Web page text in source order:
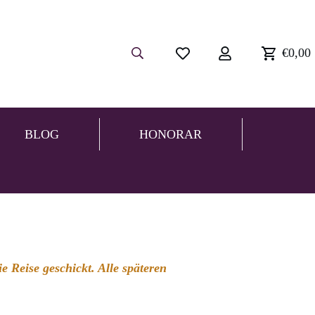
€0,00
BLOG HONORAR
Reise geschickt. Alle späteren